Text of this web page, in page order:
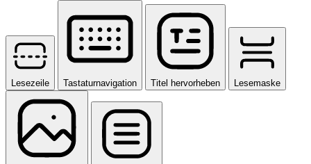
Lesezeile Tastaturnavigation Titel hervorheben Lesemaske